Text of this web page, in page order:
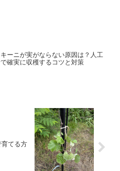
キーニが実がならない原因は？人工
確実に収穫するコツと対策
てる方